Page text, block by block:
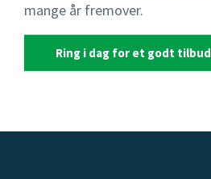
mange år fremover.
Ring i dag for et godt tilbud